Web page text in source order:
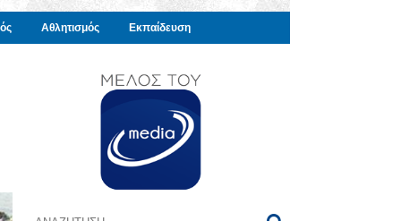
Αθλητισμός Εκπαίδευση